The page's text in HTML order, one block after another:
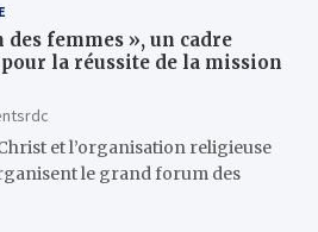
femmes », un cadre
la réussite de la mission
et l’organisation religieuse
le grand forum des